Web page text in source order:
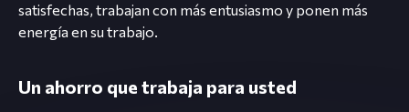
satisfechas, trabajan con más entusiasmo y ponen más
energía en su trabajo.
Un ahorro que trabaja para usted